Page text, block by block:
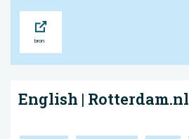
English | Rotterdam.nl